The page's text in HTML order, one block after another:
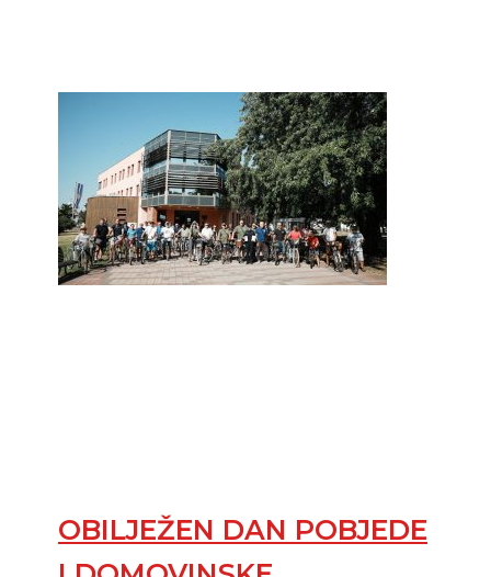
OBILJEŽEN DAN POBJEDE